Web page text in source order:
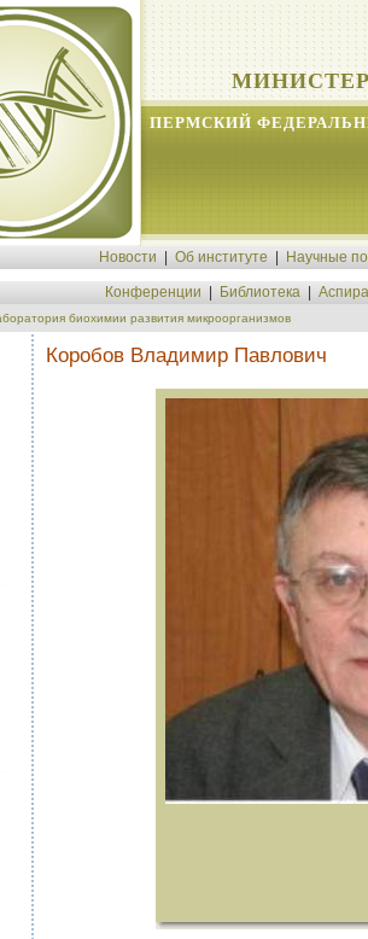
ПЕРМСКИЙ
Новости Об институте Научные
Конференции Библиотека
биохимии развития микроорганизмов
Коробов Владимир Павлович